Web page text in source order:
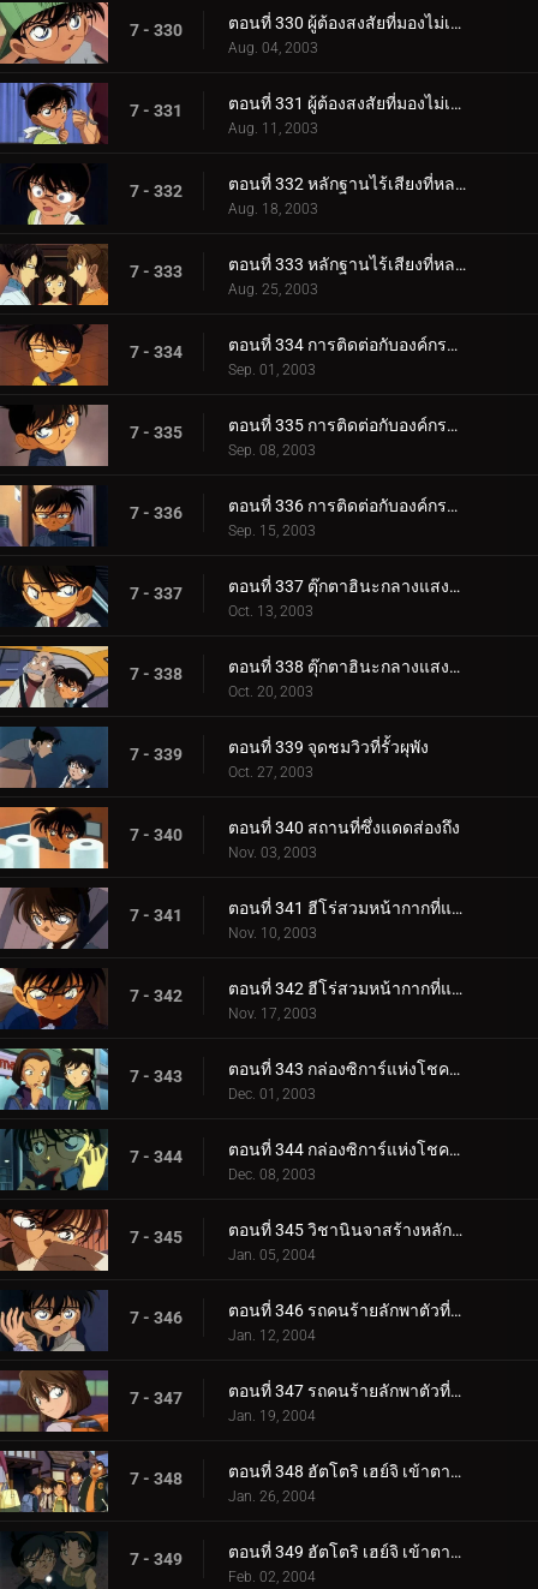
7 - 330 ตอนที่ 330 ผู้ต้องสงสัยที่มองไม่เห็น (ตอนแรก)
Aug. 04, 2003
7 - 331 ตอนที่ 331 ผู้ต้องสงสัยที่มองไม่เห็น (ตอนจบ)
Aug. 11, 2003
7 - 332 ตอนที่ 332 หลักฐานไร้เสียงที่หลงเหลืออยู่ (ตอนแรก)
Aug. 18, 2003
7 - 333 ตอนที่ 333 หลักฐานไร้เสียงที่หลงเหลืออยู่ (ตอนจบ)
Aug. 25, 2003
7 - 334 ตอนที่ 334 การติดต่อกับองค์กรชุดดำ (ภาคเจรจา)
Sep. 01, 2003
7 - 335 ตอนที่ 335 การติดต่อกับองค์กรชุดดำ (ภาคสะกดรอย)
Sep. 08, 2003
7 - 336 ตอนที่ 336 การติดต่อกับองค์กรชุดดำ (ภาคชี้เป็นชี้ตาย)
Sep. 15, 2003
7 - 337 ตอนที่ 337 ตุ๊กตาฮินะกลางแสงสนธยา (ตอนแรก)
Oct. 13, 2003
7 - 338 ตอนที่ 338 ตุ๊กตาฮินะกลางแสงสนธยา (ตอนจบ)
Oct. 20, 2003
7 - 339 ตอนที่ 339 จุดชมวิวที่รั้วผุพัง
Oct. 27, 2003
7 - 340 ตอนที่ 340 สถานที่ซึ่งแดดส่องถึง
Nov. 03, 2003
7 - 341 ตอนที่ 341 ฮีโร่สวมหน้ากากที่แสนโสมม (ตอนแรก)
Nov. 10, 2003
7 - 342 ตอนที่ 342 ฮีโร่สวมหน้ากากที่แสนโสมม (ตอนจบ)
Nov. 17, 2003
7 - 343 ตอนที่ 343 กล่องซิการ์แห่งโชคลาภ (ตอนแรก)
Dec. 01, 2003
7 - 344 ตอนที่ 344 กล่องซิการ์แห่งโชคลาภ (ตอนจบ)
Dec. 08, 2003
7 - 345 ตอนที่ 345 วิชานินจาสร้างหลักฐานที่อยู่
Jan. 05, 2004
7 - 346 ตอนที่ 346 รถคนร้ายลักพาตัวที่หายไป (ตอนแรก)
Jan. 12, 2004
7 - 347 ตอนที่ 347 รถคนร้ายลักพาตัวที่หายไป (ตอนจบ)
Jan. 19, 2004
7 - 348 ตอนที่ 348 ฮัตโตริ เฮย์จิ เข้าตาจน! (ตอนแรก)
Jan. 26, 2004
7 - 349 ตอนที่ 349 ฮัตโตริ เฮย์จิ เข้าตาจน! (ตอนจบ)
Feb. 02, 2004